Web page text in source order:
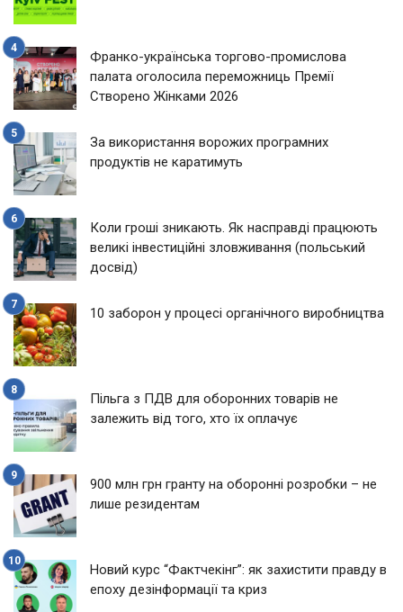
Франко-українська торгово-промислова
палата оголосила переможниць Премії
Створено Жінками 2026
За використання ворожих програмних
продуктів не каратимуть
Коли гроші зникають. Як насправді працюють
великі інвестиційні зловживання (польський
досвід)
10 заборон у процесі органічного виробництва
Пільга з ПДВ для оборонних товарів не
залежить від того, хто їх оплачує
900 млн грн гранту на оборонні розробки – не
лише резидентам
Новий курс “Фактчекінг”: як захистити правду в
епоху дезінформації та криз